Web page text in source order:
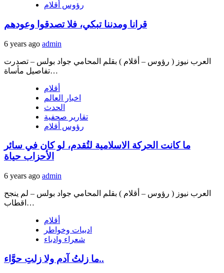
رؤوس أقلام
قرانا ومدننا تبكي، فلا تصدقوا وعودهم
6 years ago admin
العرب نيوز ( رؤوس – أقلام ) بقلم المحامي جواد بولس – تصدرت
تفاصيل مأساة…
أقلام
اخبار العالم
الحدث
تقارير صحفية
رؤوس أقلام
ما كانت الحركة الاسلامية لتُقدم، لو كان في سائر
الأحزاب حياة
6 years ago admin
العرب نيوز ( رؤوس – أقلام ) بقلم المحامي جواد بولس – لم ينجح
اقطاب…
أقلام
ادبيات وخواطر
شعراء وادباء
ما زلتُ آدم ولا زلتِ حوَّاء..